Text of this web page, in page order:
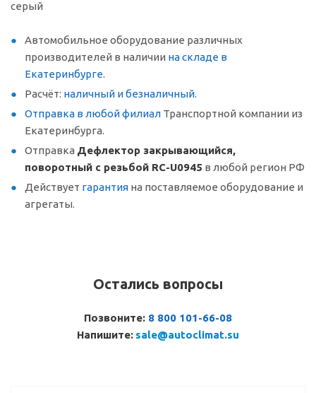
серый
Автомобильное оборудование различных
производителей в наличии на складе в
Екатеринбурге.
Расчёт: наличный и безналичный.
Отправка в любой филиал Транспортной компании из
Екатеринбурга.
Отправка Дефлектор закрывающийся,
поворотный с резьбой RC-U0945 в любой регион РФ
Действует гарантия на поставляемое оборудование и
агрегаты.
Остались вопросы
Позвоните: 8 800 101-66-08
Напишите: sale@autoclimat.su